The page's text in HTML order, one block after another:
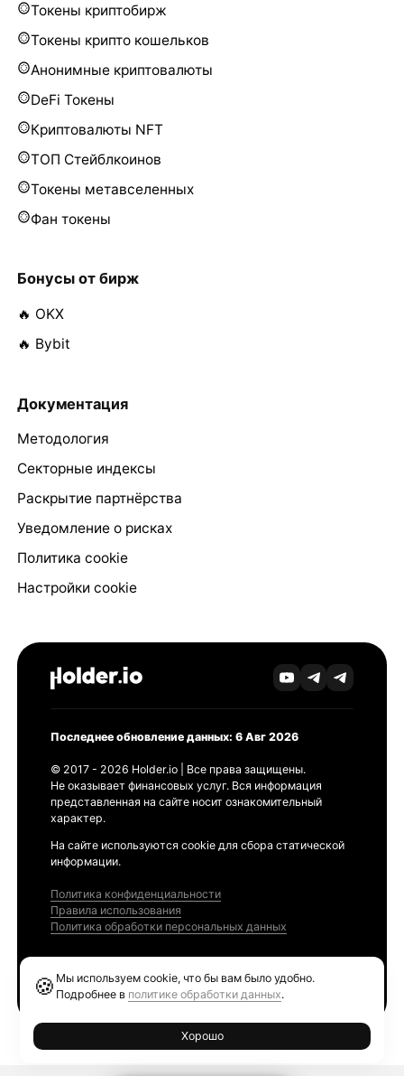
Токены криптобирж
Токены крипто кошельков
Анонимные криптовалюты
DeFi Токены
Криптовалюты NFT
ТОП Стейблкоинов
Токены метавселенных
Фан токены
Бонусы от бирж
🔥 OKX
🔥 Bybit
Документация
Методология
Секторные индексы
Раскрытие партнёрства
Уведомление о рисках
Политика cookie
Настройки cookie
Последнее обновление данных: 6 Авг 2026
© 2017 - 2026 Holder.io | Все права защищены.
Не оказывает финансовых услуг. Вся информация
представленная на сайте носит ознакомительный
характер.
На сайте используются cookie для сбора статической
информации.
Политика конфиденциальности
Правила использования
Политика обработки персональных данных
🍪 Мы используем cookie, что бы вам было удобно.
Подробнее в политике обработки данных.
Хорошо
Ethereum GAS Tracker